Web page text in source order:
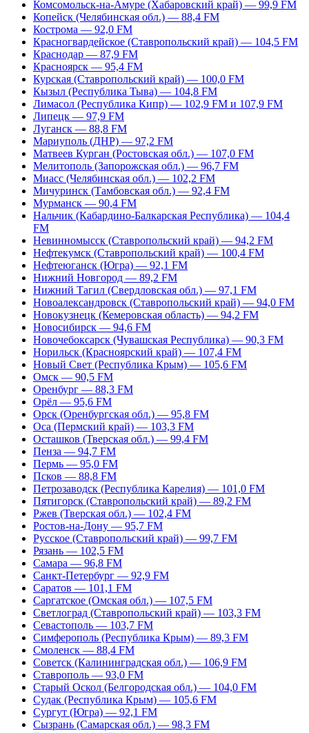
Комсомольск-на-Амуре (Хабаровский край) — 99,9 FM
Копейск (Челябинская обл.) — 88,4 FM
Кострома — 92,0 FM
Красногвардейское (Ставропольский край) — 104,5 FM
Краснодар — 87,9 FM
Красноярск — 95,4 FM
Курская (Ставропольский край) — 100,0 FM
Кызыл (Республика Тыва) — 104,8 FM
Лимасол (Республика Кипр) — 102,9 FM и 107,9 FM
Липецк — 97,9 FM
Луганск — 88,8 FM
Мариуполь (ДНР) — 97,2 FM
Матвеев Курган (Ростовская обл.) — 107,0 FM
Мелитополь (Запорожская обл.) — 96,7 FM
Миасс (Челябинская обл.) — 102,2 FM
Мичуринск (Тамбовская обл.) — 92,4 FM
Мурманск — 90,4 FM
Нальчик (Кабардино-Балкарская Республика) — 104,4
FM
Невинномысск (Ставропольский край) — 94,2 FM
Нефтекумск (Ставропольский край) — 100,4 FM
Нефтеюганск (Югра) — 92,1 FM
Нижний Новгород — 89,2 FM
Нижний Тагил (Свердловская обл.) — 97,1 FM
Новоалександровск (Ставропольский край) — 94,0 FM
Новокузнецк (Кемеровская область) — 94,2 FM
Новосибирск — 94,6 FM
Новочебоксарск (Чувашская Республика) — 90,3 FM
Норильск (Красноярский край) — 107,4 FM
Новый Свет (Республика Крым) — 105,6 FM
Омск — 90,5 FM
Оренбург — 88,3 FM
Орёл — 95,6 FM
Орск (Оренбургская обл.) — 95,8 FM
Оса (Пермский край) — 103,3 FM
Осташков (Тверская обл.) — 99,4 FM
Пенза — 94,7 FM
Пермь — 95,0 FM
Псков — 88,8 FM
Петрозаводск (Республика Карелия) — 101,0 FM
Пятигорск (Ставропольский край) — 89,2 FM
Ржев (Тверская обл.) — 102,4 FM
Ростов-на-Дону — 95,7 FM
Русское (Ставропольский край) — 99,7 FM
Рязань — 102,5 FM
Самара — 96,8 FM
Санкт-Петербург — 92,9 FM
Саратов — 101,1 FM
Саргатское (Омская обл.) — 107,5 FM
Светлоград (Ставропольский край) — 103,3 FM
Севастополь — 103,7 FM
Симферополь (Республика Крым) — 89,3 FM
Смоленск — 88,4 FM
Советск (Калининградская обл.) — 106,9 FM
Ставрополь — 93,0 FM
Старый Оскол (Белгородская обл.) — 104,0 FM
Судак (Республика Крым) — 105,6 FM
Сургут (Югра) — 92,1 FM
Сызрань (Самарская обл.) — 98,3 FM